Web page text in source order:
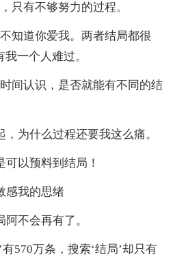
只有不够努力的过程。
知道你爱我。两者结局都很
一个人难过。
间认识，是否就能有不同的结
为什么过程还要我这么痛。
以预料到结局！
感我的思绪
不会再有了。
570万条，搜索‘结局’却只有